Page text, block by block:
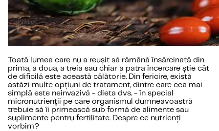
Toată lumea care nu a reușit să rămână însărcinată din
prima, a doua, a treia sau chiar a patra încercare știe cât
de dificilă este această călătorie. Din fericire, există
astăzi multe opțiuni de tratament, dintre care cea mai
simplă este neinvazivă - dieta dvs. - în special
micronutrienții pe care organismul dumneavoastră
trebuie să îi primească sub formă de alimente sau
suplimente pentru fertilitate. Despre ce nutrienți
vorbim?